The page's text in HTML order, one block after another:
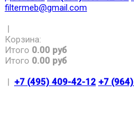
filtermeb@gmail.com
|
Корзина:
Итого 0.00 руб
Итого 0.00 руб
| +7 (495) 409-42-12 +7